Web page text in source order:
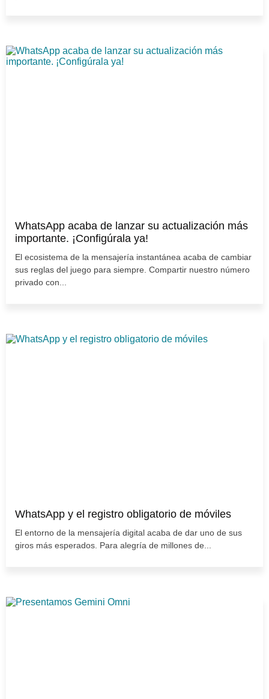
WhatsApp acaba de lanzar su actualización más
importante. ¡Configúrala ya!
El ecosistema de la mensajería instantánea acaba de cambiar
sus reglas del juego para siempre. Compartir nuestro número
privado con...
WhatsApp y el registro obligatorio de móviles
El entorno de la mensajería digital acaba de dar uno de sus
giros más esperados. Para alegría de millones de...